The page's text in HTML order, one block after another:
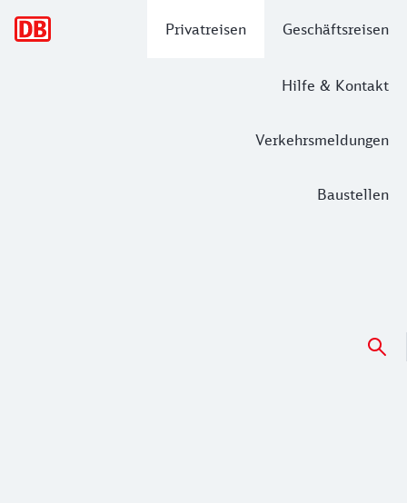
Privatreisen Geschäftsreisen
Hilfe & Kontakt
Verkehrsmeldungen
Baustellen